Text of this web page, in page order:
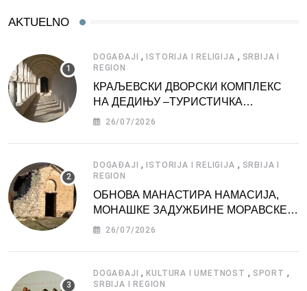
AKTUELNO
DOGAĐAJI , ISTORIJA I RELIGIJA , SRBIJA I
REGION
КРАЉЕВСКИ ДВОРСКИ КОМПЛЕКС
НА ДЕДИЊУ –ТУРИСТИЧКА
АТРАКЦИЈА
26/07/2026
DOGAĐAJI , ISTORIJA I RELIGIJA , SRBIJA I
REGION
ОБНОВА МАНАСТИРА НАМАСИЈА,
МОНАШКЕ ЗАДУЖБИНЕ МОРАВСКЕ
СРБИЈЕ
26/07/2026
DOGAĐAJI ,KULTURA I UMETNOST , SPORT ,
SRBIJA I REGION